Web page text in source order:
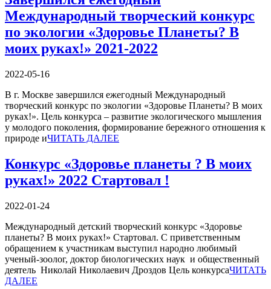
Международный творческий конкурс
по экологии «Здоровье Планеты? В
моих руках!» 2021-2022
2022-05-16
В г. Москве завершился ежегодный Международный
творческий конкурс по экологии «Здоровье Планеты? В моих
руках!». Цель конкурса – развитие экологического мышления
у молодого поколения, формирование бережного отношения к
природе иЧИТАТЬ ДАЛЕЕ
Конкурс «Здоровье планеты ? В моих
руках!» 2022 Стартовал !
2022-01-24
Международный детский творческий конкурс «Здоровье
планеты? В моих руках!» Стартовал. С приветственным
обращением к участникам выступил народно любимый
ученый-зоолог, доктор биологических наук и общественный
деятель Николай Николаевич Дроздов Цель конкурсаЧИТАТЬ
ДАЛЕЕ